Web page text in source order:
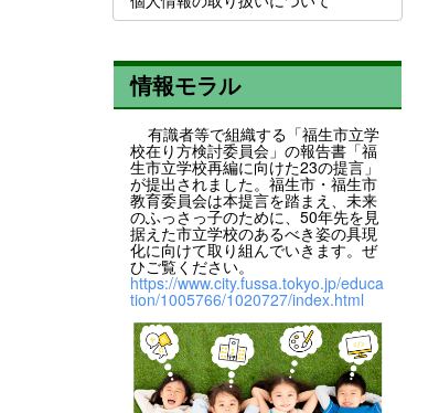
情報モラル
有識者等で組織する「福生市立学
校在り方検討委員会」の報告書「福
生市立学校再編に向けた23の提言」
が提出されました。福生市・福生市
教育委員会は本提言を踏まえ、未来
のふっさっ子のために、50年先を見
据えた市立学校のあるべき姿の具現
化に向けて取り組んでいきます。ぜ
ひご覧ください。
https://www.city.fussa.tokyo.jp/educa
tion/1005766/1020727/index.html